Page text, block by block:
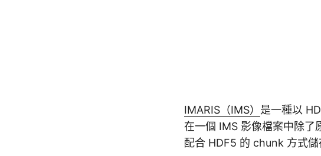
IMARIS（IMS） 是一種以
在一個 IMS 影像檔案中除了
配合 HDF5 的 chunk 方式儲